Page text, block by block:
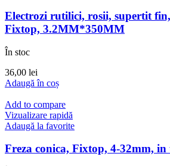
Electrozi rutilici, rosii, supertit
Fixtop, 3.2MM*350MM
În stoc
36,00 lei
Adaugă în coș
Add to compare
Vizualizare rapidă
Adaugă la favorite
Freza conica, Fixtop, 4-32mm, in